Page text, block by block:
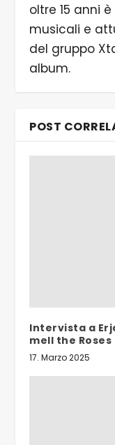
oltre 15 anni
musicali e
del gruppo
album.
POST
Intervista a
mell the
17. Marzo 2025